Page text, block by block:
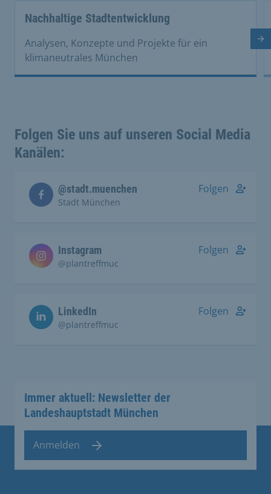
Nachhaltige Stadtentwicklung
Analysen, Konzepte und Projekte für ein
klimaneutrales München
Folgen Sie uns auf unseren Social Media
Kanälen:
@stadt.muenchen
Stadt München
Folgen
Instagram
@plantreffmuc
Folgen
LinkedIn
@plantreffmuc
Folgen
Immer aktuell: Newsletter der
Landeshauptstadt München
Anmelden